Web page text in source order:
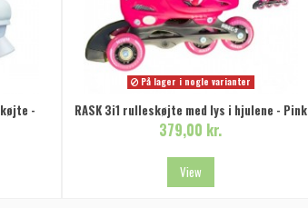
-
På lager i nogle varianter
RASK 3i1 rulleskøjte med lys i hjulene - Pink
379,00 kr.
View